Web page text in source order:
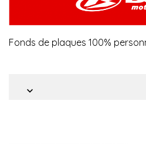
Fonds de plaques 100%
